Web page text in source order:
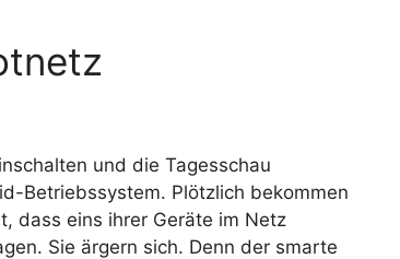
und die Tagesschau
Betriebssystem. Plötzlich bekommen
dass eins ihrer Geräte im Netz
Sie ärgern sich. Denn der smarte